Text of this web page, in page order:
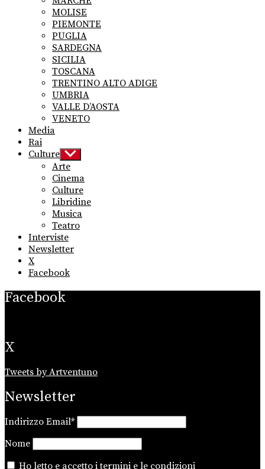
MOLISE
PIEMONTE
PUGLIA
SARDEGNA
SICILIA
TOSCANA
TRENTINO ALTO ADIGE
UMBRIA
VALLE D’AOSTA
VENETO
Media
Rai
Culture Show
sub
menu
Arte
Cinema
Culture
Libridine
Musica
Teatro
Interviste
Newsletter
X
Facebook
Facebook
X
Tweets by Artventuno
Newsletter
Indirizzo Email*
Nome
Ho letto e accetto itermini e le condizioni